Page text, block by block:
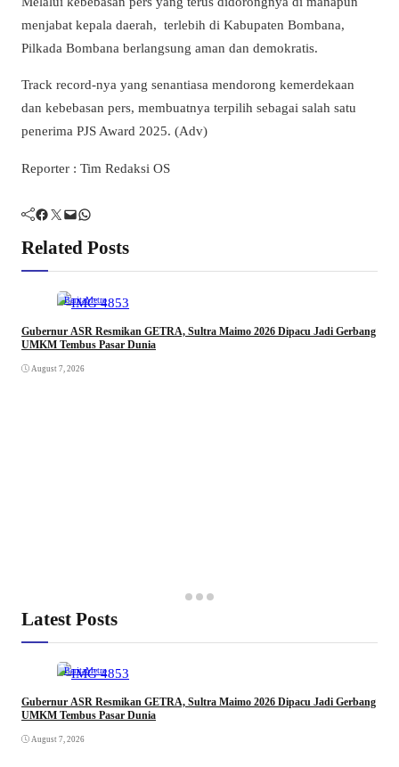
menjabat kepala daerah, terlebih di Kabupaten Bombana,
Pilkada Bombana berlangsung aman dan demokratis.
Track record-nya yang senantiasa mendorong kemerdekaan
dan kebebasan pers, membuatnya terpilih sebagai salah satu
penerima PJS Award 2025. (Adv)
Reporter : Tim Redaksi OS
Facebook Twitter Mail WhatsApp
Related Posts
BeritaMetro
Gubernur ASR Resmikan GETRA, Sultra Maimo 2026 Dipacu Jadi Gerbang
UMKM Tembus Pasar Dunia
August 7, 2026
Latest Posts
BeritaMetro
Gubernur ASR Resmikan GETRA, Sultra Maimo 2026 Dipacu Jadi Gerbang
UMKM Tembus Pasar Dunia
August 7, 2026